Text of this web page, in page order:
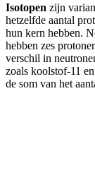
Isotopen zijn
hetzelfde aantal
hun kern hebben.
hebben zes
verschil in
zoals koolstof-11
de som van het